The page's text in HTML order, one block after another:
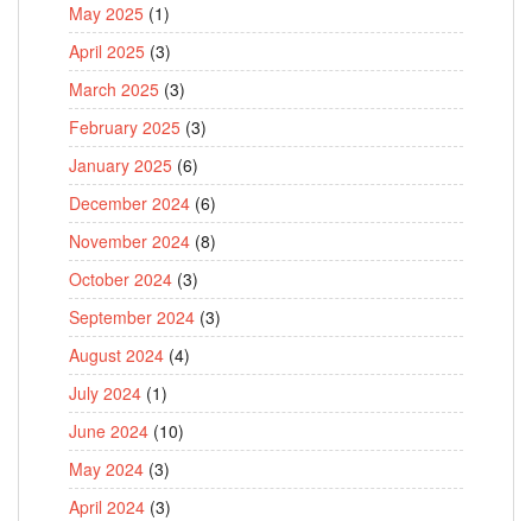
May 2025 (1)
April 2025 (3)
March 2025 (3)
February 2025 (3)
January 2025 (6)
December 2024 (6)
November 2024 (8)
October 2024 (3)
September 2024 (3)
August 2024 (4)
July 2024 (1)
June 2024 (10)
May 2024 (3)
April 2024 (3)